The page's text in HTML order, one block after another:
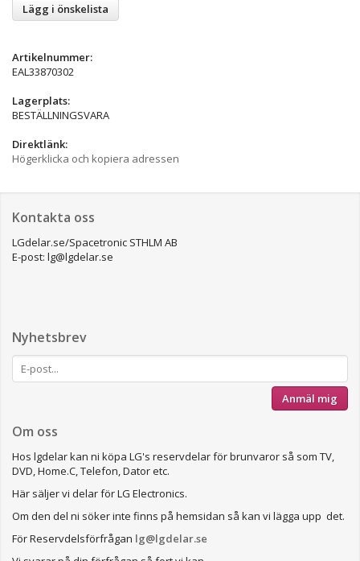
Lägg i önskelista
Artikelnummer:
EAL33870302
Lagerplats:
BESTÄLLNINGSVARA
Direktlänk:
Högerklicka och kopiera adressen
Kontakta oss
LGdelar.se/Spacetronic STHLM AB
E-post: lg@lgdelar.se
Nyhetsbrev
Anmäl mig
Om oss
Hos lgdelar kan ni köpa LG's reservdelar för brunvaror så som TV,
DVD, Home.C, Telefon, Dator etc.
Här säljer vi delar för LG Electronics.
Om den del ni söker inte finns på hemsidan så kan vi lägga upp det.
För Reservdelsförfrågan lg@lgdelar.se